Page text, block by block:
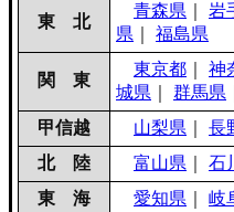
東 北
青森県 岩
県
福島県
関 東
東京都 神
城県
群馬県
甲信越
山梨県 長
北 陸
富山県 石
東 海
愛知県 岐